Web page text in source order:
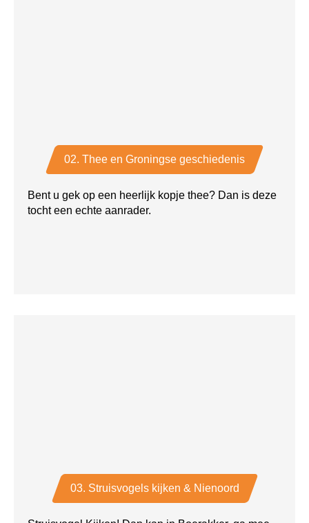
02. Thee en Groningse geschiedenis
Bent u gek op een heerlijk kopje thee? Dan is deze
tocht een echte aanrader.
03. Struisvogels kijken & Nienoord